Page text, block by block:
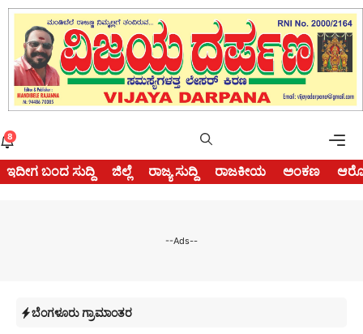
Skip
content
8
ಇದೀಗ ಬಂದ ಸುದ್ದಿ ಜಿಲ್ಲೆ ರಾಜ್ಯ ಸುದ್ದಿ ರಾಜಕೀಯ ಅಂಕಣ
--Ads--
ಬೆಂಗಳೂರು ಗ್ರಾಮಾಂತರ